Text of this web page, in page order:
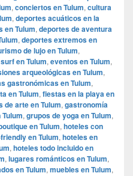
, conciertos en Tulum, cultura
, deportes acuáticos en la
en Tulum, deportes de aventura
, deportes extremos en
de lujo en Tulum,
en Tulum, eventos en Tulum,
arqueológicas en Tulum,
gastronómicas en Tulum,
en Tulum, fiestas en la playa en
de arte en Tulum, gastronomía
, grupos de yoga en Tulum,
en Tulum, hoteles con
en Tulum, hoteles en
, hoteles todo incluido en
, lugares románticos en Tulum,
en Tulum, muebles en Tulum,